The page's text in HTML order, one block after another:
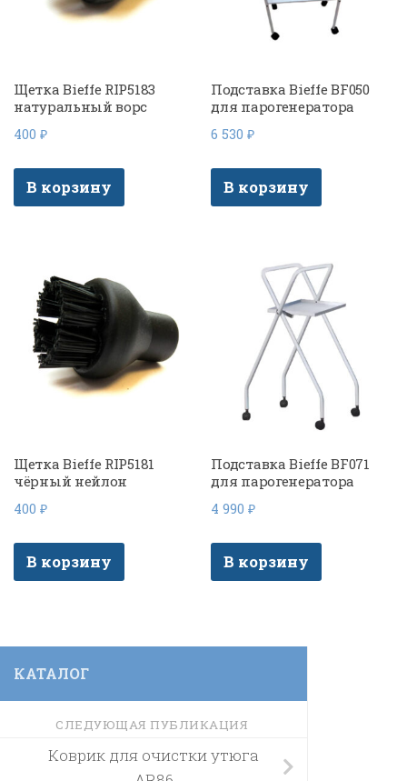
Щетка Bieffe RIP5183
натуральный ворс
400 ₽
В корзину
Подставка Bieffe BF050
для парогенератора
6 530₽
В корзину
Щетка Bieffe RIP5181
чёрный нейлон
400 ₽
В корзину
Подставка Bieffe BF071
для парогенератора
4 990₽
В корзину
КАТАЛОГ
СЛЕДУЮЩАЯ ПУБЛИКАЦИЯ
Коврик для очистки утюга